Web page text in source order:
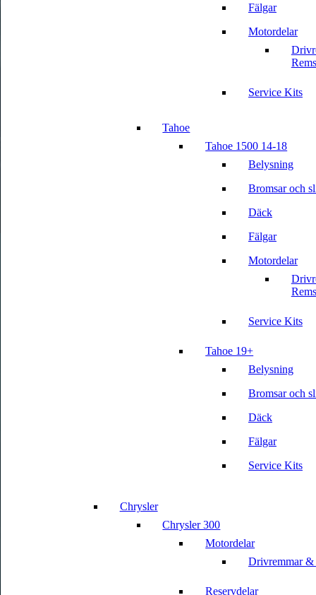
Fälgar
Motordelar
Service Kits
Tahoe
Tahoe 1500 14-18
Belysning
Bromsar och
Däck
Fälgar
Motordelar
Service Kits
Tahoe 19+
Belysning
Bromsar och
Däck
Fälgar
Service Kits
Chrysler
Chrysler 300
Motordelar
Drivremmar &
Reservdelar